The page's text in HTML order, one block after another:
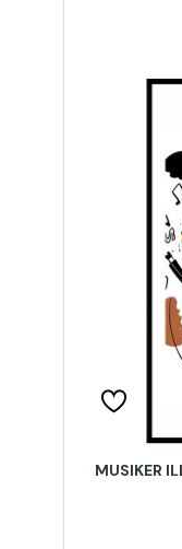
MUSIKER